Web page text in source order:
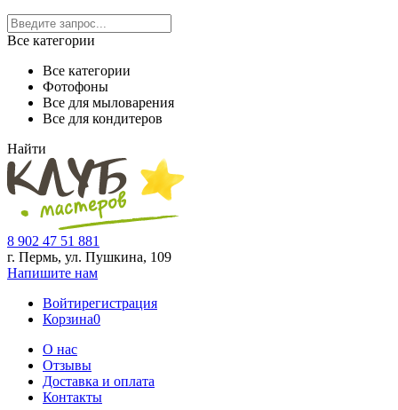
Все категории
Все категории
Фотофоны
Все для мыловарения
Все для кондитеров
Найти
8 902 47 51 881
г. Пермь, ул. Пушкина, 109
Напишите нам
Войтирегистрация
Корзина0
О нас
Отзывы
Доставка и оплата
Контакты